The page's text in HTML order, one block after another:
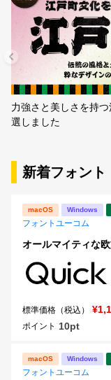
力強さと美しさを持
選しました
新着フォント
macOS Windows
フォントユーコム
オールマイティな
標準価格（税込）
ポイント 10pt
macOS Windows
フォントユーコム